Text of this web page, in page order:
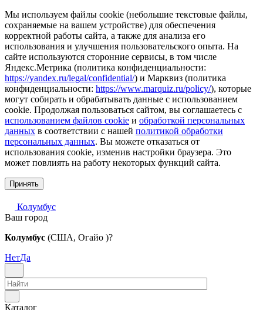
Мы используем файлы cookie (небольшие текстовые файлы,
сохраняемые на вашем устройстве) для обеспечения
корректной работы сайта, а также для анализа его
использования и улучшения пользовательского опыта. На
сайте используются сторонние сервисы, в том числе
Яндекс.Метрика (политика конфиденциальности:
https://yandex.ru/legal/confidential/) и Марквиз (политика
конфиденциальности: https://www.marquiz.ru/policy/), которые
могут собирать и обрабатывать данные с использованием
cookie. Продолжая пользоваться сайтом, вы соглашаетесь с
использованием файлов cookie и обработкой персональных
данных в соответствии с нашей политикой обработки
персональных данных. Вы можете отказаться от
использования cookie, изменив настройки браузера. Это
может повлиять на работу некоторых функций сайта.
Принять
Колумбус
Ваш город
Колумбус (США, Огайо )?
НетДа
Каталог